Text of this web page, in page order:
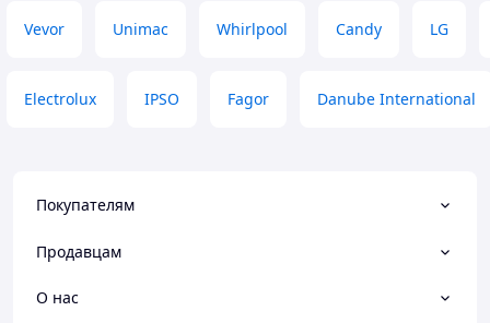
Vevor Unimac Whirlpool Candy LG
Electrolux IPSO Fagor Danube International
Покупателям
Продавцам
О нас